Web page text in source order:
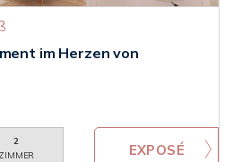
im Herzen von
2
ZIMMER